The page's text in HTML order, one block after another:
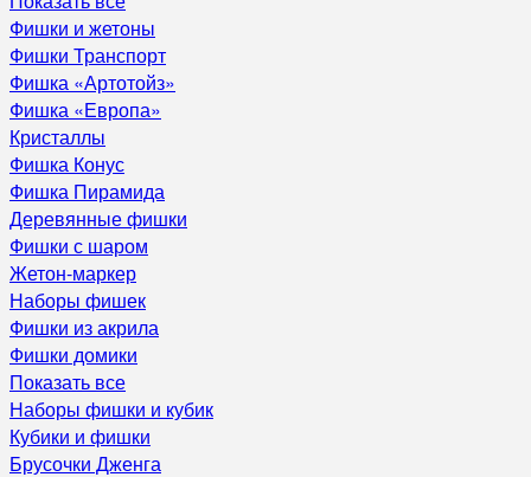
Фишки и жетоны
Фишки Транспорт
Фишка «Артотойз»
Фишка «Европа»
Кристаллы
Фишка Конус
Фишка Пирамида
Деревянные фишки
Фишки с шаром
Жетон-маркер
Наборы фишек
Фишки из акрила
Фишки домики
Показать все
Наборы фишки и кубик
Кубики и фишки
Брусочки Дженга